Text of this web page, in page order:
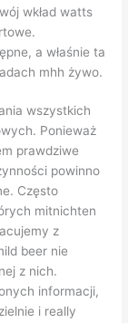
wkład watts
a właśnie ta
mhh żywo.
wszystkich
Ponieważ
prawdziwe
powinno
Często
mitnichten
z
beer nie
z nich.
informacji,
i really